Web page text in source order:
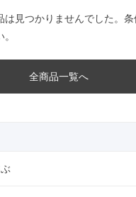
は見つかりませんでした。条
全商品一覧へ